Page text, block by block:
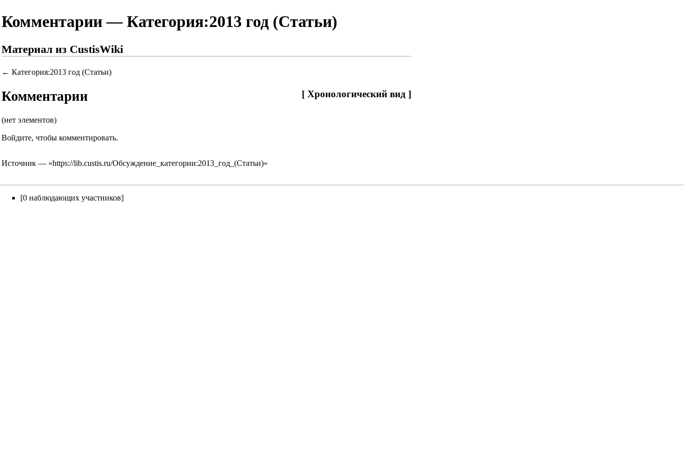
Комментарии — Категория:2013 год (Статьи)
Материал из CustisWiki
← Категория:2013 год (Статьи)
[ Хронологический вид ]
Комментарии
(нет элементов)
Войдите, чтобы комментировать.
Источник — «https://lib.custis.ru/Обсуждение_категории:2013_год_(Статьи)»
[0 наблюдающих участников]